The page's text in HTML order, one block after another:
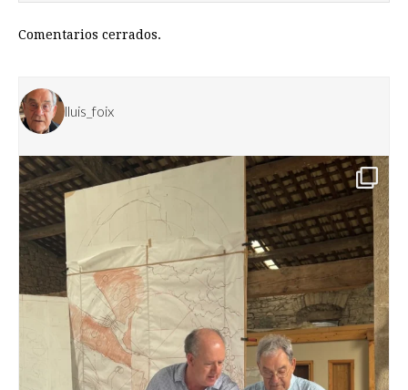
Comentarios cerrados.
lluis_foix